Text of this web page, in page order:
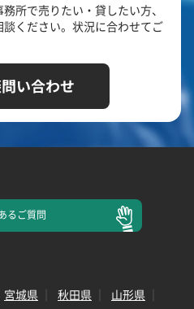
所で売りたい・貸したい方、
ください。状況に合わせてご
い合わせ
るご質問
宮城県 秋田県
山形県